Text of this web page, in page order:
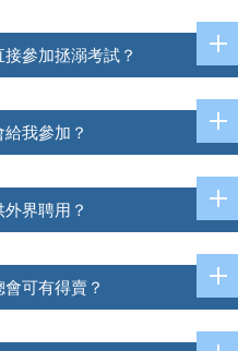
參加拯溺考試？
我參加？
界聘用？
可有得賣？